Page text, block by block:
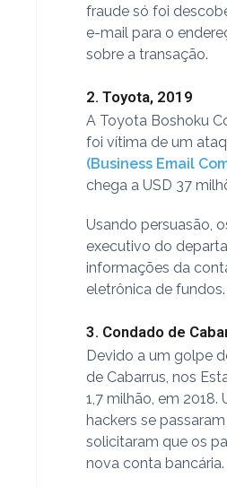
fraude só foi
e-mail para o
sobre a transação.
2. Toyota, 2019
A Toyota Boshoku
foi vítima de um
(Business Email
chega a USD 37
Usando persuasão,
executivo do
informações da
eletrônica de fundos.
3. Condado de
Devido a um golpe
de Cabarrus, nos
1,7 milhão, em
hackers se
solicitaram que os
nova conta bancária.